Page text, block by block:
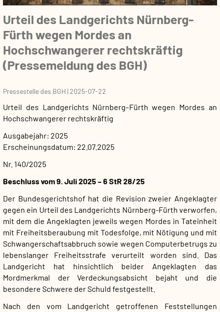
Urteil des Landgerichts Nürnberg-
Fürth wegen Mordes an
Hochschwangerer rechtskräftig
(Pressemeldung des BGH)
Pressestelle des BGH |2025-07-22
Urteil des Landgerichts Nürnberg-Fürth wegen Mordes an
Hochschwangerer rechtskräftig
Ausgabejahr 2025
Erscheinungsdatum 22.07.2025
Nr. 140/2025
Beschluss vom 9. Juli 2025 – 6 StR 28/25
Der Bundesgerichtshof hat die Revision zweier Angeklagter
gegen ein Urteil des Landgerichts Nürnberg-Fürth verworfen,
mit dem die Angeklagten jeweils wegen Mordes in Tateinheit
mit Freiheitsberaubung mit Todesfolge, mit Nötigung und mit
Schwangerschaftsabbruch sowie wegen Computerbetrugs zu
lebenslanger Freiheitsstrafe verurteilt worden sind. Das
Landgericht hat hinsichtlich beider Angeklagten das
Mordmerkmal der Verdeckungsabsicht bejaht und die
besondere Schwere der Schuld festgestellt.
Nach den vom Landgericht getroffenen Feststellungen